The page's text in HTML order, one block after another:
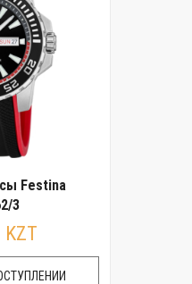
Festina
3
KZT